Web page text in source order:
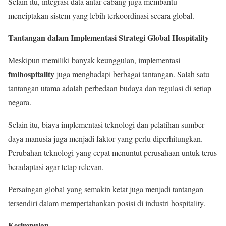
menciptakan sistem yang lebih terkoordinasi secara global.
Tantangan dalam Implementasi Strategi Global Hospitality
Meskipun memiliki banyak keunggulan, implementasi
fmlhospitalityjuga menghadapi berbagai tantangan. Salah satu
tantangan utama adalah perbedaan budaya dan regulasi di setiap
negara.
Selain itu, biaya implementasi teknologi dan pelatihan sumber
daya manusia juga menjadi faktor yang perlu diperhitungkan.
Perubahan teknologi yang cepat menuntut perusahaan untuk terus
beradaptasi agar tetap relevan.
Persaingan global yang semakin ketat juga menjadi tantangan
tersendiri dalam mempertahankan posisi di industri hospitality.